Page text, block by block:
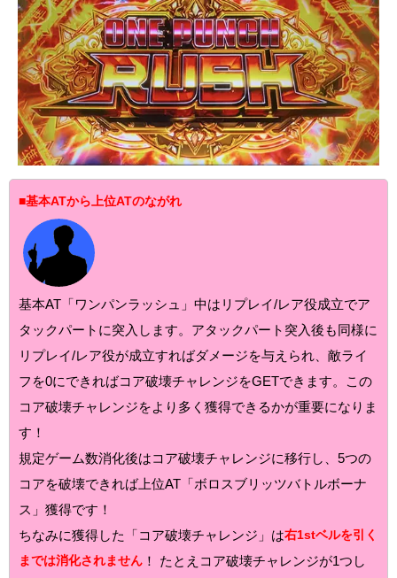
■基本ATから上位ATのながれ
基本AT「ワンパンラッシュ」中はリプレイ/レア役成立でア
タックパートに突入します。アタックパート突入後も同様に
リプレイ/レア役が成立すればダメージを与えられ、敵ライ
フを0にできればコア破壊チャレンジをGETできます。この
コア破壊チャレンジをより多く獲得できるかが重要になりま
す！
規定ゲーム数消化後はコア破壊チャレンジに移行し、5つの
コアを破壊できれば上位AT「ボロスブリッツバトルボーナ
ス」獲得です！
ちなみに獲得した「コア破壊チャレンジ」は右1stベルを引く
までは消化されません ！ たとえコア破壊チャレンジが1つし